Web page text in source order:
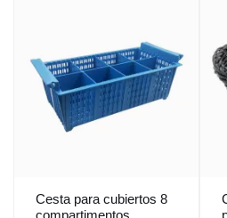
Cesta para cubiertos 8
compartimentos